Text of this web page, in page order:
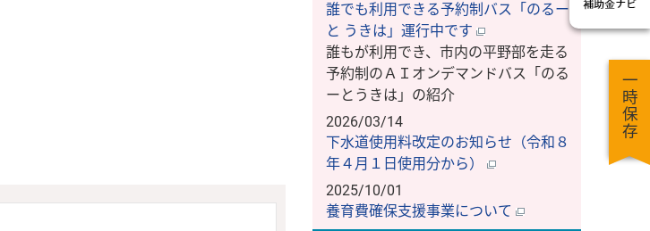
誰でも利用できる予約制バス「のるー
と うきは」運行中です
誰もが利用でき、市内の平野部を走る
予約制のＡＩオンデマンドバス「のる
ーとうきは」の紹介
2026/03/14
下水道使用料改定のお知らせ（令和８
年４月１日使用分から）
2025/10/01
養育費確保支援事業について
一時保存